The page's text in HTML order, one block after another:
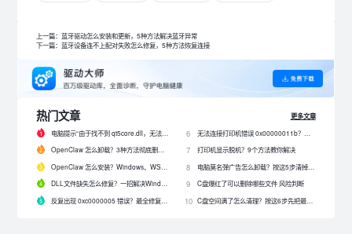
上一篇：蓝牙驱动怎么安装和更新，5种方法解决蓝牙异常
下一篇：蓝牙设备连不上配对失败怎么修复，5种方法恢复连接
热门文章
更多文章
电脑提示“由于找不到 qt5core.dll，无法继续执行代码”？4 招快速修复！
OpenClaw 怎么卸载？3种方法彻底删除 OpenClaw 及残留数据
OpenClaw 怎么安装？Windows、WSL2 和网关配置完整教程
DLL文件缺失怎么修复？一招解决Windows启动报错问题！
反复出现 0xc0000005 错误？最全修复教程来了！
6
7 打印机显示脱机？9个方法教你解决
8
9 C盘爆红了可以删除哪些文件 风险判断
10